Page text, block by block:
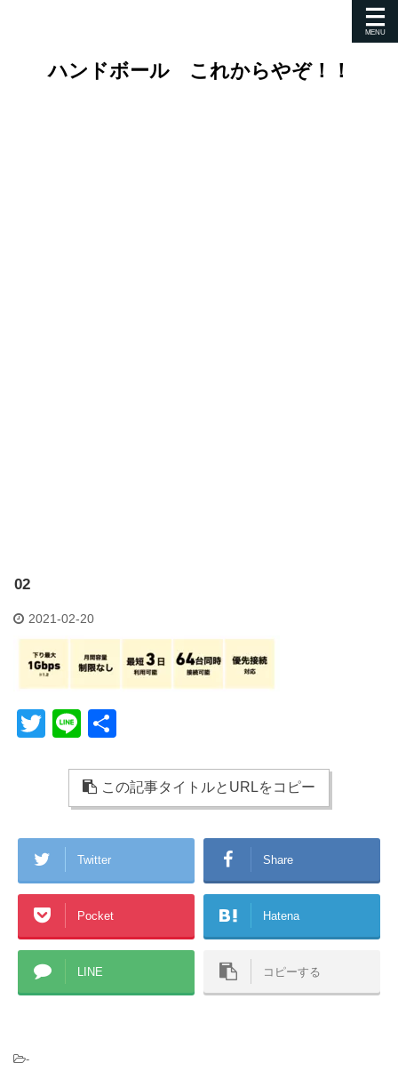
ハンドボール これからやぞ！！
02
2021-02-20
T
er
Li
e この記事タイトルとURLをコピー
Twitter Share
Pocket Hatena
LINE コピーする
-